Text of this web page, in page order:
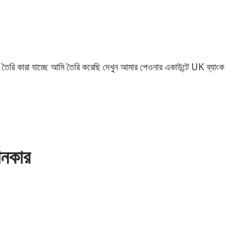
কারা যাচ্ছে আমি তৈরি করেছি দেখুন আমার পেওনার একাউন্টে UK ব্যাংক